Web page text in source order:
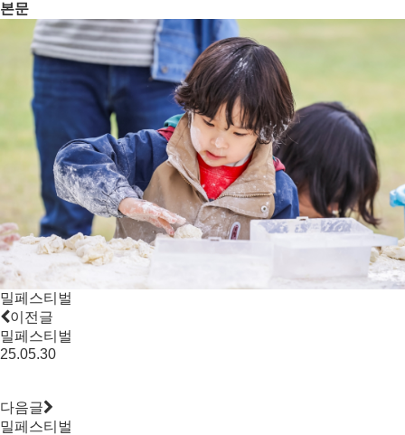
본문
밀페스티벌
이전글
밀페스티벌
25.05.30
다음글
밀페스티벌